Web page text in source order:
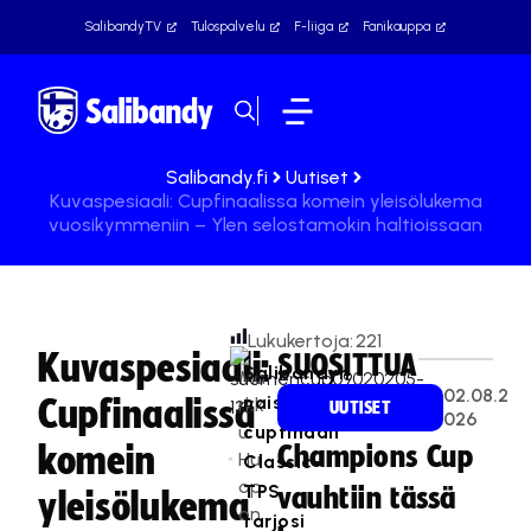
SalibandyTV Tulospalvelu F-liiga Fanikauppa
Salibandy.fi
Uutiset
Kuvaspesiaali: Cupfinaalissa komein yleisölukema
vuosikymmeniin – Ylen selostamokin haltioissaan
Kuvaspesiaali:
Cupfinaalissa
komein
yleisölukema
Ma
rkk
u
Hu
op
on
Lukukertoja:221
Salibandyn
naisten
cupfinaali
Classic-
TPS
tarjosi
SUOSITTUA
UUTISET
02.08.2
026
Champions Cup
vauhtiin tässä